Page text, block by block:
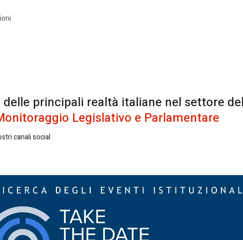
principali realtà italiane nel settore
Legislativo e Parlamentare
canali social